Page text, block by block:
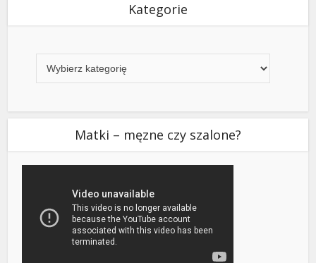
Kategorie
Matki – męzne czy szalone?